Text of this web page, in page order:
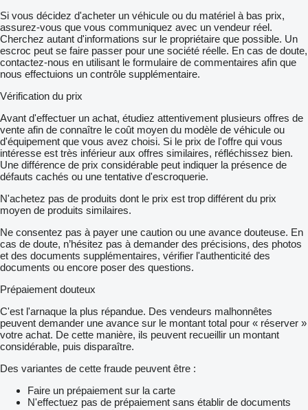
Si vous décidez d'acheter un véhicule ou du matériel à bas prix,
assurez-vous que vous communiquez avec un vendeur réel.
Cherchez autant d'informations sur le propriétaire que possible. Un
escroc peut se faire passer pour une société réelle. En cas de doute,
contactez-nous en utilisant le formulaire de commentaires afin que
nous effectuions un contrôle supplémentaire.
Vérification du prix
Avant d'effectuer un achat, étudiez attentivement plusieurs offres de
vente afin de connaître le coût moyen du modèle de véhicule ou
d'équipement que vous avez choisi. Si le prix de l'offre qui vous
intéresse est très inférieur aux offres similaires, réfléchissez bien.
Une différence de prix considérable peut indiquer la présence de
défauts cachés ou une tentative d'escroquerie.
N'achetez pas de produits dont le prix est trop différent du prix
moyen de produits similaires.
Ne consentez pas à payer une caution ou une avance douteuse. En
cas de doute, n’hésitez pas à demander des précisions, des photos
et des documents supplémentaires, vérifier l'authenticité des
documents ou encore poser des questions.
Prépaiement douteux
C'est l'arnaque la plus répandue. Des vendeurs malhonnêtes
peuvent demander une avance sur le montant total pour « réserver »
votre achat. De cette manière, ils peuvent recueillir un montant
considérable, puis disparaître.
Des variantes de cette fraude peuvent être :
Faire un prépaiement sur la carte
N'effectuez pas de prépaiement sans établir de documents